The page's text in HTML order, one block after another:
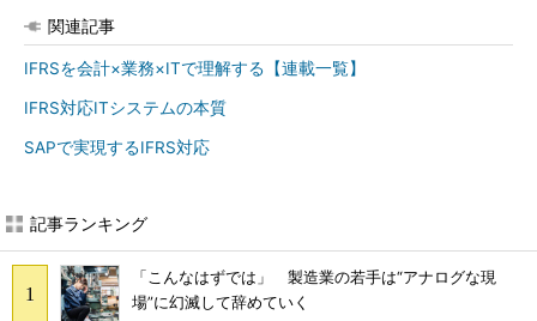
関連記事
IFRSを会計×業務×ITで理解する【連載一覧】
IFRS対応ITシステムの本質
SAPで実現するIFRS対応
記事ランキング
「こんなはずでは」 製造業の若手は“アナログな現
場”に幻滅して辞めていく